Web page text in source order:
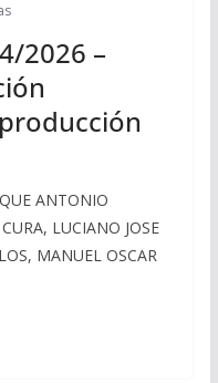
2026 –
ANTONIO
LUCIANO JOSE
MANUEL OSCAR